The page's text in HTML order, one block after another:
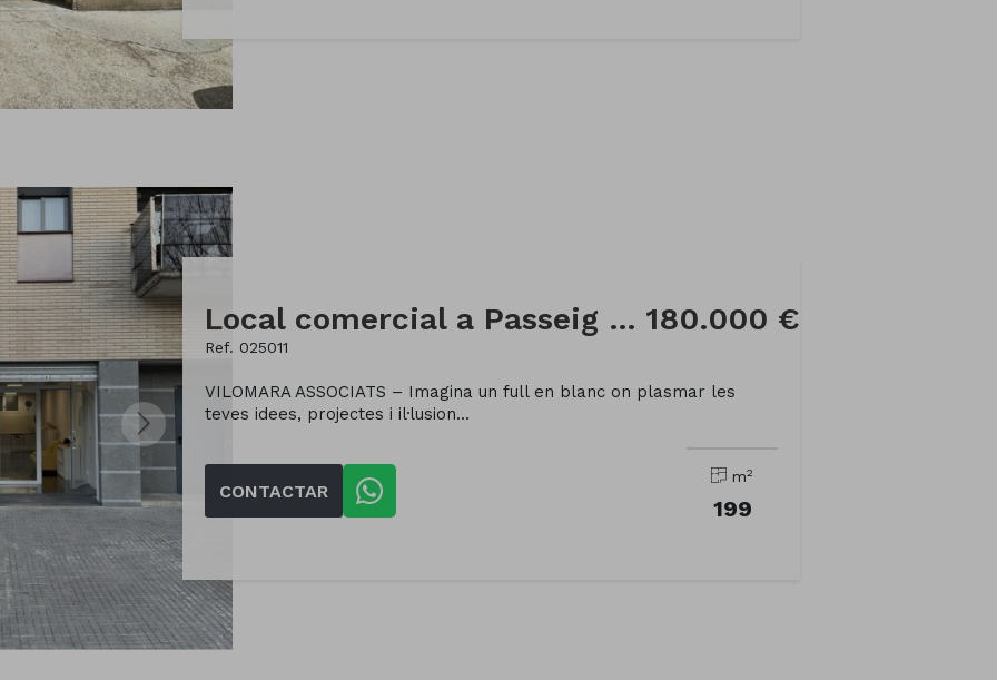
Local comercial a Passeig Can Ferrer
Ref. 025011
180.000 €
VILOMARA ASSOCIATS – Imagina un full en blanc on plasmar les
teves idees, projectes i il·lusion...
CONTACTAR
m2
199